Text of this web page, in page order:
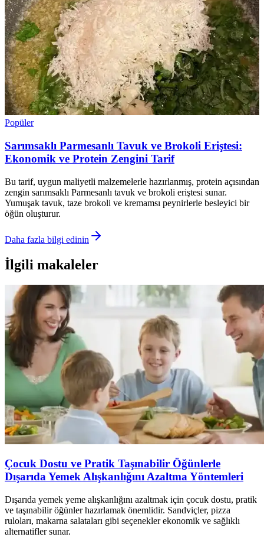
Popüler
Sarımsaklı Parmesanlı Tavuk ve Brokoli Eriştesi:
Ekonomik ve Protein Zengini Tarif
Bu tarif, uygun maliyetli malzemelerle hazırlanmış, protein açısından
zengin sarımsaklı Parmesanlı tavuk ve brokoli eriştesi sunar.
Yumuşak tavuk, taze brokoli ve kremamsı peynirlerle besleyici bir
öğün oluşturur.
Daha fazla bilgi edinin
İlgili makaleler
Çocuk Dostu ve Pratik Taşınabilir Öğünlerle
Dışarıda Yemek Alışkanlığını Azaltma Yöntemleri
Dışarıda yemek yeme alışkanlığını azaltmak için çocuk dostu, pratik
ve taşınabilir öğünler hazırlamak önemlidir. Sandviçler, pizza
ruloları, makarna salataları gibi seçenekler ekonomik ve sağlıklı
alternatifler sunar.